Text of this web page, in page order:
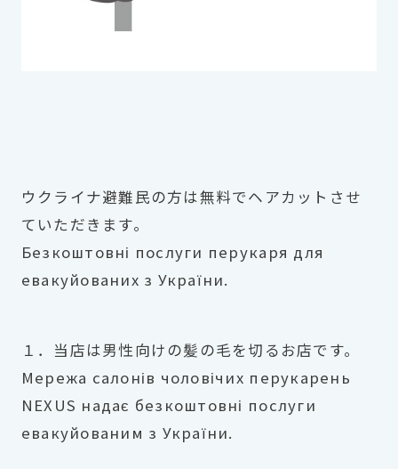
ウクライナ避難民の方は無料でヘアカットさせ
ていただきます。
Безкоштовні послуги перукаря для
евакуйованих з України.
１．当店は男性向けの髪の毛を切るお店です。
Мережа салонів чоловічих перукарень
NEXUS надає безкоштовні послуги
евакуйованим з України.